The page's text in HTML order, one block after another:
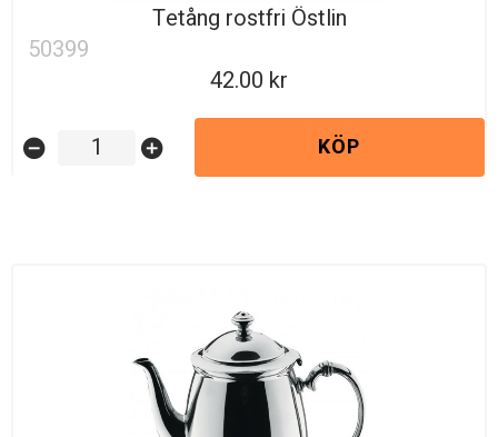
Tetång rostfri Östlin
50399
42.00
remove_circle add_circle KÖP